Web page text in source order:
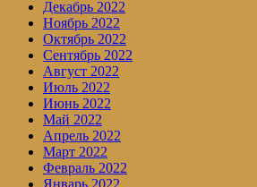
Декабрь 2022
Ноябрь 2022
Октябрь 2022
Сентябрь 2022
Август 2022
Июль 2022
Июнь 2022
Май 2022
Апрель 2022
Март 2022
Февраль 2022
Январь 2022